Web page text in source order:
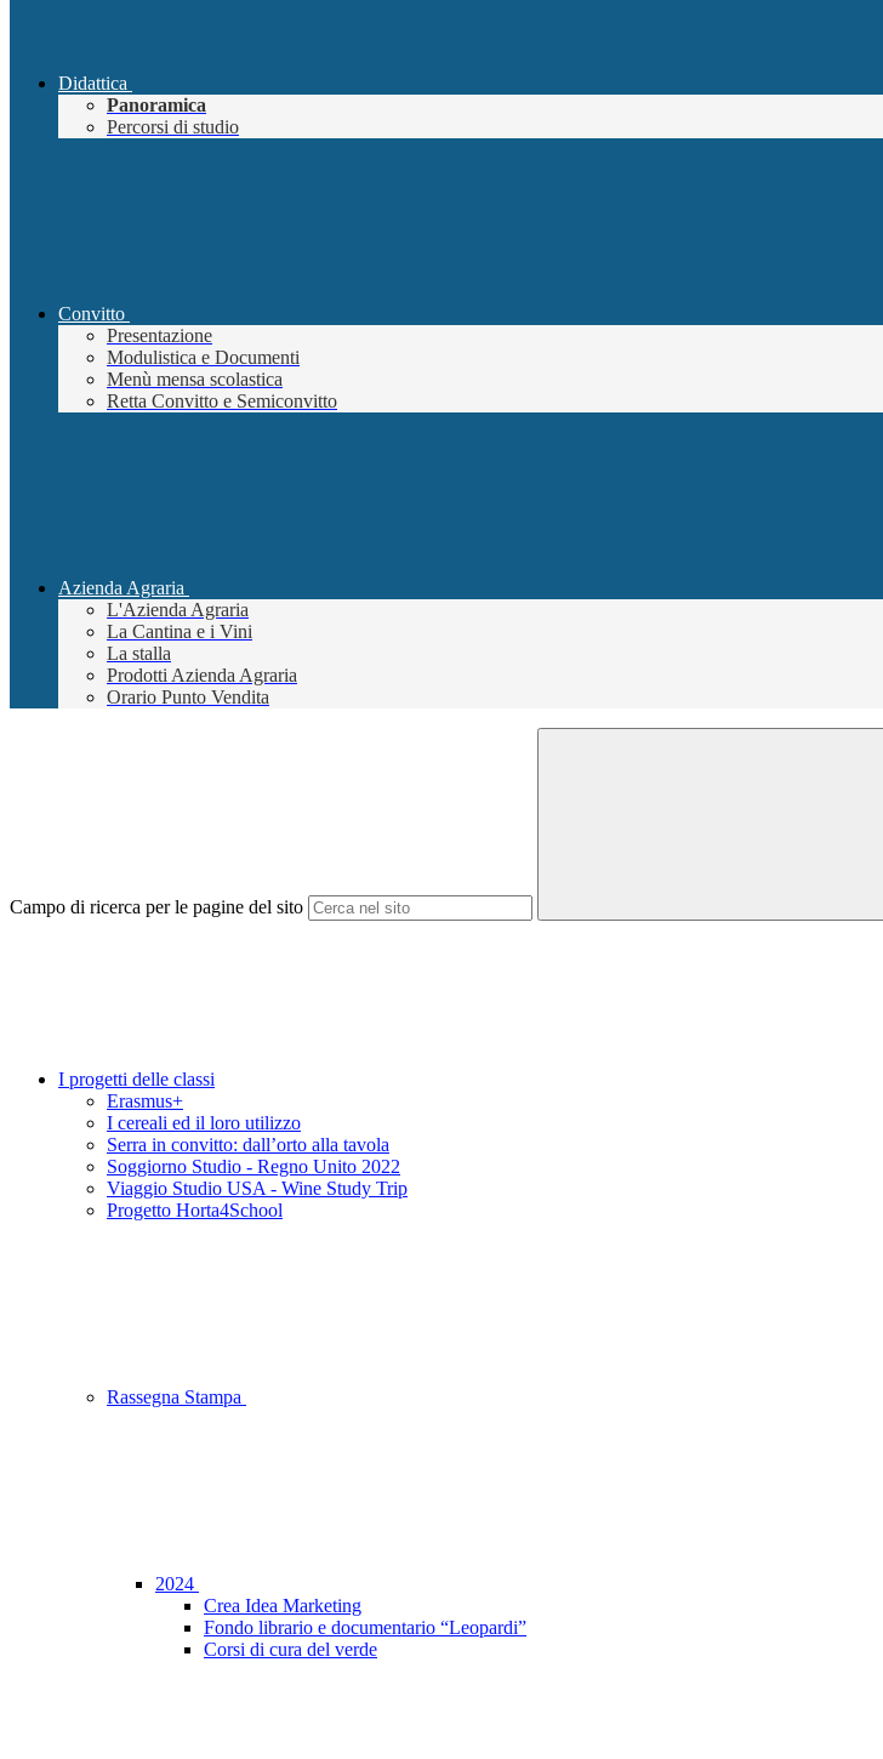
Didattica
Panoramica
Percorsi di studio
Convitto
Presentazione
Modulistica e Documenti
Menù mensa scolastica
Retta Convitto e Semiconvitto
Azienda Agraria
L'Azienda Agraria
La Cantina e i Vini
La stalla
Prodotti Azienda Agraria
Orario Punto Vendita
Campo di ricerca per le pagine del sito
I progetti delle classi
Erasmus+
I cereali ed il loro utilizzo
Serra in convitto: dall’orto alla tavola
Soggiorno Studio - Regno Unito 2022
Viaggio Studio USA - Wine Study Trip
Progetto Horta4School
Rassegna Stampa
2024
Crea Idea Marketing
Fondo librario e documentario “Leopardi”
Corsi di cura del verde